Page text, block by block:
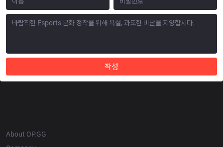
작성
About OP.GG